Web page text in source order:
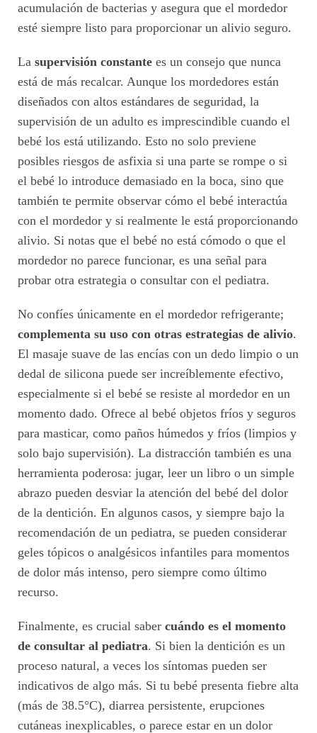
acumulación de bacterias y asegura que el mordedor
esté siempre listo para proporcionar un alivio seguro.
La supervisión constante es un consejo que nunca
está de más recalcar. Aunque los mordedores están
diseñados con altos estándares de seguridad, la
supervisión de un adulto es imprescindible cuando el
bebé los está utilizando. Esto no solo previene
posibles riesgos de asfixia si una parte se rompe o si
el bebé lo introduce demasiado en la boca, sino que
también te permite observar cómo el bebé interactúa
con el mordedor y si realmente le está proporcionando
alivio. Si notas que el bebé no está cómodo o que el
mordedor no parece funcionar, es una señal para
probar otra estrategia o consultar con el pediatra.
No confíes únicamente en el mordedor refrigerante;
complementa su uso con otras estrategias de alivio.
El masaje suave de las encías con un dedo limpio o un
dedal de silicona puede ser increíblemente efectivo,
especialmente si el bebé se resiste al mordedor en un
momento dado. Ofrece al bebé objetos fríos y seguros
para masticar, como paños húmedos y fríos (limpios y
solo bajo supervisión). La distracción también es una
herramienta poderosa: jugar, leer un libro o un simple
abrazo pueden desviar la atención del bebé del dolor
de la dentición. En algunos casos, y siempre bajo la
recomendación de un pediatra, se pueden considerar
geles tópicos o analgésicos infantiles para momentos
de dolor más intenso, pero siempre como último
recurso.
Finalmente, es crucial saber cuándo es el momento
de consultar al pediatra. Si bien la dentición es un
proceso natural, a veces los síntomas pueden ser
indicativos de algo más. Si tu bebé presenta fiebre alta
(más de 38.5°C), diarrea persistente, erupciones
cutáneas inexplicables, o parece estar en un dolor